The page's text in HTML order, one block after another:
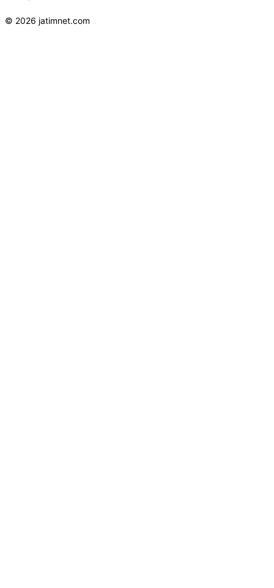
© 2026 jatimnet.com